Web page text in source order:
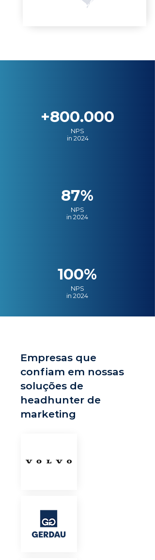
+800.000
NPS
in 2024
87%
NPS
in 2024
100%
NPS
in 2024
Empresas que
confiam em nossas
soluções de
headhunter de
marketing